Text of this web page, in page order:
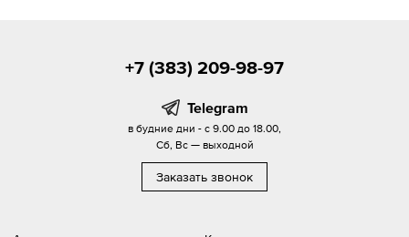
+7 (383) 209-98-97
Telegram
в будние дни - с 9.00 до 18.00,
Сб, Вс — выходной
Заказать звонок